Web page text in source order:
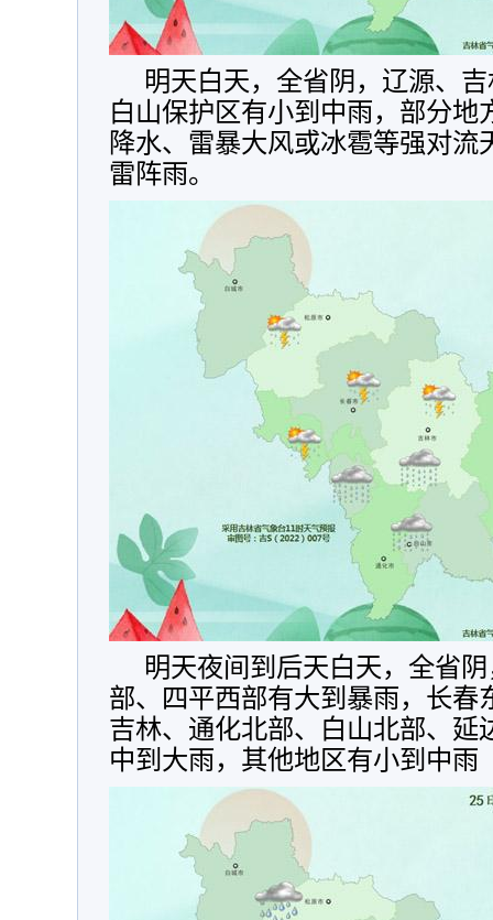
明天白天，全省阴，辽源、
白山保护区有小到中雨，部分地
降水、雷暴大风或冰雹等强对流
雷阵雨。
明天夜间到后天白天，全省
部、四平西部有大到暴雨，长春
吉林、通化北部、白山北部、延
中到大雨，其他地区有小到中雨